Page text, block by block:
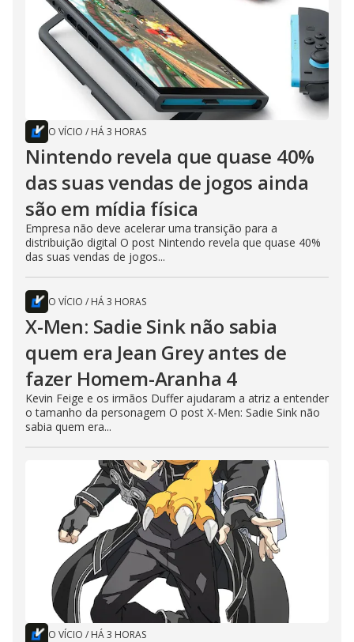
O VÍCIO / HÁ 3 HORAS
Nintendo revela que quase 40%
das suas vendas de jogos ainda
são em mídia física
Empresa não deve acelerar uma transição para a
distribuição digital O post Nintendo revela que quase 40%
das suas vendas de jogos...
O VÍCIO / HÁ 3 HORAS
X-Men: Sadie Sink não sabia
quem era Jean Grey antes de
fazer Homem-Aranha 4
Kevin Feige e os irmãos Duffer ajudaram a atriz a entender
o tamanho da personagem O post X-Men: Sadie Sink não
sabia quem era...
O VÍCIO / HÁ 3 HORAS